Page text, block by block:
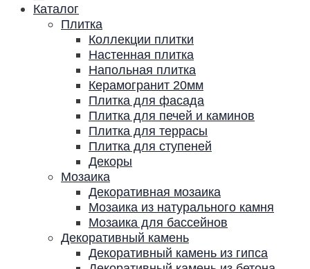
Каталог
Плитка
Коллекции плитки
Настенная плитка
Напольная плитка
Керамогранит 20мм
Плитка для фасада
Плитка для печей и каминов
Плитка для террасы
Плитка для ступеней
Декоры
Мозаика
Декоративная мозаика
Мозаика из натурального камня
Мозаика для бассейнов
Декоративный камень
Декоративный камень из гипса